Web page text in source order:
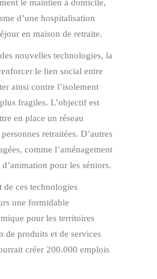
le maintien à domicile,
d’une hospitalisation
en maison de retraite.
nouvelles technologies, la
le lien social entre
ainsi contre l’isolement
fragiles. L’objectif est
en place un réseau
retraitées. D’autres
comme l’aménagement
pour les séniors.
de ces technologies
une formidable
pour les territoires
de produits et de services
créer 200.000 emplois